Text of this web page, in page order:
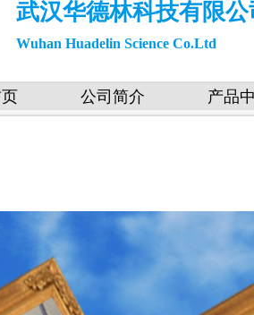
武汉华德林科技有限公
Wuhan Huadelin Science Co.Ltd
公司简介 产品